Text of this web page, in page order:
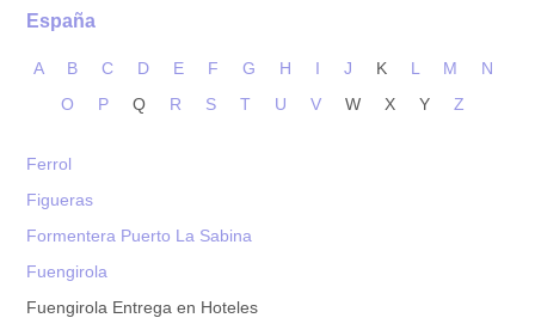
España
A B C D E F G H I J K L M
N
O
P Q R S T U V W X Y Z
Ferrol
Figueras
Formentera Puerto La Sabina
Fuengirola
Fuengirola Entrega en Hoteles